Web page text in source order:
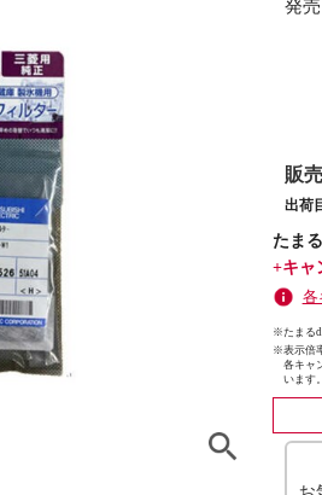
発売
販
出荷
たま
+キャ
各
※たまるd
※表示倍
各キャ
います。